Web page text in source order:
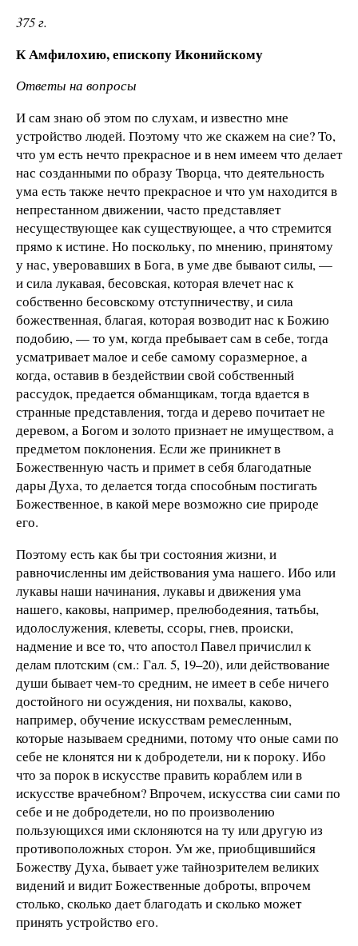
375 г.
КАмфилохию, епископу Иконийскому
Ответы на вопросы
И сам знаю об этом по слухам, и известно мне
устройство людей. Поэтому что же скажем на сие? То,
что ум есть нечто прекрасное и в нем имеем что делает
нас созданными по образу Творца, что деятельность
ума есть также нечто прекрасное и что ум находится в
непрестанном движении, часто представляет
несуществующее как существующее, а что стремится
прямо к истине. Но поскольку, по мнению, принятому
у нас, уверовавших в Бога, в уме две бывают силы, —
и сила лукавая, бесовская, которая влечет нас к
собственно бесовскому отступничеству, и сила
божественная, благая, которая возводит нас к Божию
подобию, — то ум, когда пребывает сам в себе, тогда
усматривает малое и себе самому соразмерное, а
когда, оставив в бездействии свой собственный
рассудок, предается обманщикам, тогда вдается в
странные представления, тогда и дерево почитает не
деревом, а Богом и золото признает не имуществом, а
предметом поклонения. Если же приникнет в
Божественную часть и примет в себя благодатные
дары Духа, то делается тогда способным постигать
Божественное, в какой мере возможно сие природе
его.
Поэтому есть как бы три состояния жизни, и
равночисленны им действования ума нашего. Ибо или
лукавы наши начинания, лукавы и движения ума
нашего, каковы, например, прелюбодеяния, татьбы,
идолослужения, клеветы, ссоры, гнев, происки,
надмение и все то, что апостол Павел причислил к
делам плотским (см.: Гал. 5, 19–20), или действование
души бывает чем-то средним, не имеет в себе ничего
достойного ни осуждения, ни похвалы, каково,
например, обучение искусствам ремесленным,
которые называем средними, потому что оные сами по
себе не клонятся ни к добродетели, ни к пороку. Ибо
что за порок в искусстве править кораблем или в
искусстве врачебном? Впрочем, искусства сии сами по
себе и не добродетели, но по произволению
пользующихся ими склоняются на ту или другую из
противоположных сторон. Ум же, приобщившийся
Божеству Духа, бывает уже тайнозрителем великих
видений и видит Божественные доброты, впрочем
столько, сколько дает благодать и сколько может
принять устройство его.